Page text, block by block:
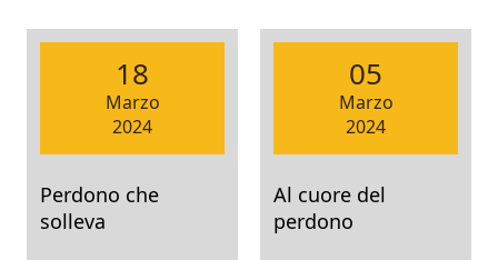
18
Marzo
2024
Perdono che
solleva
05
Marzo
2024
Al cuore del
perdono